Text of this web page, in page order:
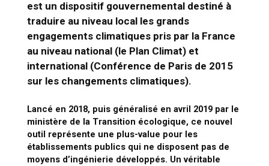
est un dispositif gouvernemental destiné à
traduire au niveau local les grands
engagements climatiques pris par la France
au niveau national (le Plan Climat) et
international (Conférence de Paris de 2015
sur les changements climatiques).
Lancé en 2018, puis généralisé en avril 2019 par le
ministère de la Transition écologique, ce nouvel
outil représente une plus-value pour les
établissements publics qui ne disposent pas de
moyens d’ingénierie développés. Un véritable